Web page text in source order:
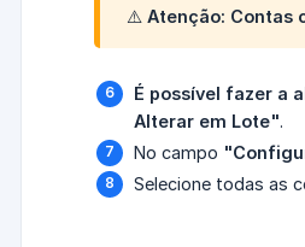
⚠️ Atenção: Contas
É possível fazer a
Alterar em Lote".
No campo
Selecione todas as